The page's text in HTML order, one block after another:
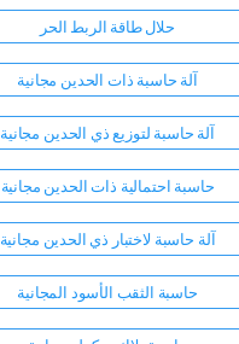
حلال طاقة الربط الحر
آلة حاسبة ذات الحدين مجانية
آلة حاسبة لتوزيع ذي الحدين مجانية
حاسبة احتمالية ذات الحدين مجانية
آلة حاسبة لاختبار ذي الحدين مجانية
حاسبة الثقب الأسود المجانية